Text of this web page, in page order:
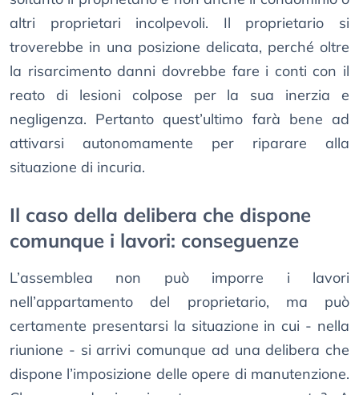
altri proprietari incolpevoli. Il proprietario si
troverebbe in una posizione delicata, perché oltre
la risarcimento danni dovrebbe fare i conti con il
reato di lesioni colpose per la sua inerzia e
negligenza. Pertanto quest’ultimo farà bene ad
attivarsi autonomamente per riparare alla
situazione di incuria.
Il caso della delibera che dispone
comunque i lavori: conseguenze
L’assemblea non può imporre i lavori
nell’appartamento del proprietario, ma può
certamente presentarsi la situazione in cui - nella
riunione - si arrivi comunque ad una delibera che
dispone l’imposizione delle opere di manutenzione.